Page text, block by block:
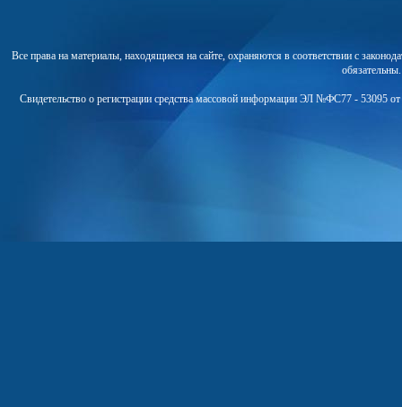
Все права на материалы, находящиеся на сайте, охраняются в соответствии с
Свидетельство о регистрации средства массовой информации ЭЛ №ФС77 - 53095